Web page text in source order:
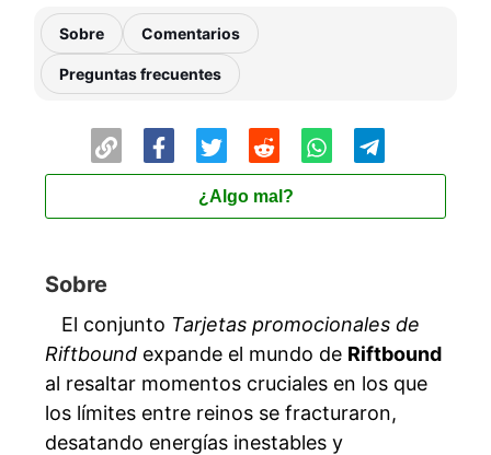
Sobre Comentarios
Preguntas frecuentes
¿Algo mal?
Sobre
El conjunto Tarjetas promocionales de
Riftbound expande el mundo de Riftbound
al resaltar momentos cruciales en los que
los límites entre reinos se fracturaron,
desatando energías inestables y